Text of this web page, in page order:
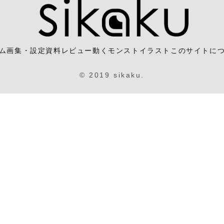
画集・設定資料レビュー動くモンストイラスト このサイトに
© 2019 sikaku.